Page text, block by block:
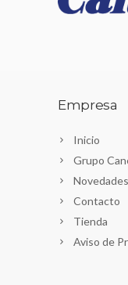
Empresa
Inicio
Grupo
Novedades
Contacto
Tienda
Aviso de